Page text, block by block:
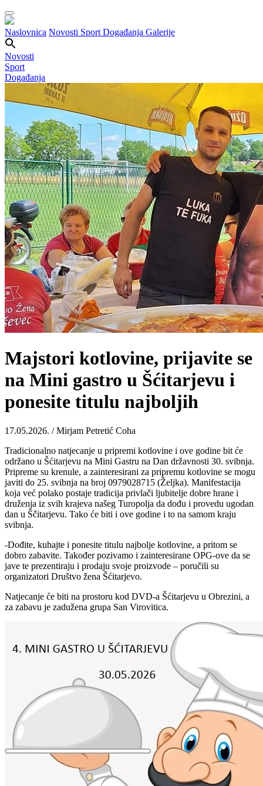
Naslovnica Novosti Sport Događanja Galerije
Novosti
Sport
Događanja
Majstori kotlovine, prijavite se
na Mini gastro u Šćitarjevu i
ponesite titulu najboljih
17.05.2026. / Mirjam Petretić Coha
Tradicionalno natjecanje u pripremi kotlovine i ove godine bit će
održano u Šćitarjevu na Mini Gastru na Dan državnosti 30. svibnja.
Pripreme su krenule, a zainteresirani za pripremu kotlovine se mogu
javiti do 25. svibnja na broj 0979028715 (Željka). Manifestacija
koja već polako postaje tradicija privlači ljubitelje dobre hrane i
druženja iz svih krajeva našeg Turopolja da dođu i provedu ugodan
dan u Ščitarjevu. Tako će biti i ove godine i to na samom kraju
svibnja.
-Dođite, kuhajte i ponesite titulu najbolje kotlovine, a pritom se
dobro zabavite. Također pozivamo i zainteresirane OPG-ove da se
jave te prezentiraju i prodaju svoje proizvode – poručili su
organizatori Društvo žena Šćitarjevo.
Natjecanje će biti na prostoru kod DVD-a Šćitarjevu u Obrezini, a
za zabavu je zadužena grupa San Virovitica.